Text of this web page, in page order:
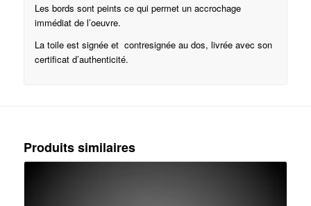
Les bords sont peints ce qui permet un accrochage
immédiat de l’oeuvre.
La toile est signée et contresignée au dos, livrée avec son
certificat d’authenticité.
Produits similaires